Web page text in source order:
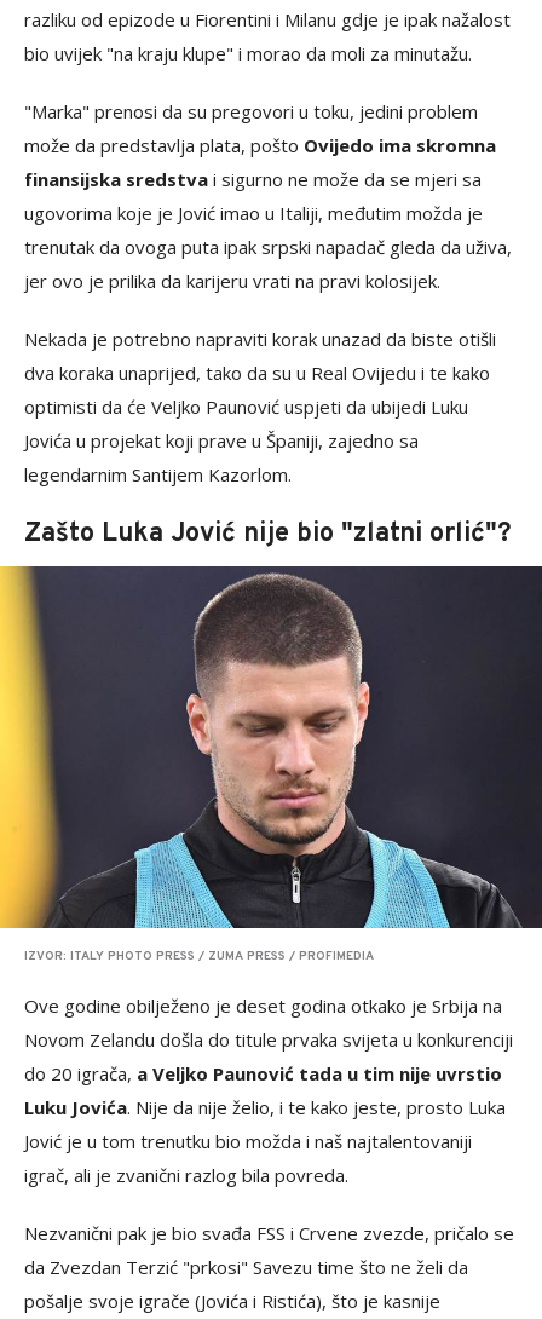
razliku od epizode u Fiorentini i Milanu gdje je ipak nažalost
bio uvijek "na kraju klupe" i morao da moli za minutažu.
"Marka" prenosi da su pregovori u toku, jedini problem
može da predstavlja plata, pošto Ovijedo ima skromna
finansijska sredstva i sigurno ne može da se mjeri sa
ugovorima koje je Jović imao u Italiji, međutim možda je
trenutak da ovoga puta ipak srpski napadač gleda da uživa,
jer ovo je prilika da karijeru vrati na pravi kolosijek.
Nekada je potrebno napraviti korak unazad da biste otišli
dva koraka unaprijed, tako da su u Real Ovijedu i te kako
optimisti da će Veljko Paunović uspjeti da ubijedi Luku
Jovića u projekat koji prave u Španiji, zajedno sa
legendarnim Santijem Kazorlom.
Zašto Luka Jović nije bio "zlatni orlić"?
IZVOR: ITALY PHOTO PRESS / ZUMA PRESS / PROFIMEDIA
Ove godine obilježeno je deset godina otkako je Srbija na
Novom Zelandu došla do titule prvaka svijeta u konkurenciji
do 20 igrača, a Veljko Paunović tada u tim nije uvrstio
Luku Jovića. Nije da nije želio, i te kako jeste, prosto Luka
Jović je u tom trenutku bio možda i naš najtalentovaniji
igrač, ali je zvanični razlog bila povreda.
Nezvanični pak je bio svađa FSS i Crvene zvezde, pričalo se
da Zvezdan Terzić "prkosi" Savezu time što ne želi da
pošalje svoje igrače (Jovića i Ristića), što je kasnije